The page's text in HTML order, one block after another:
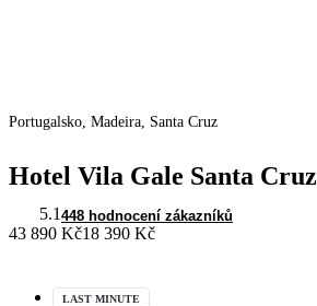
Portugalsko, Madeira, Santa Cruz
Hotel Vila Gale Santa Cruz
5.1 448 hodnocení zákazníků
43 890 Kč18 390 Kč
LAST MINUTE